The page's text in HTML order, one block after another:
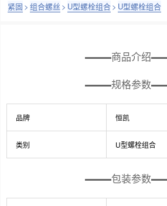
紧固 > 组合螺丝 > U型螺栓组合> U型螺栓组合
商品介绍
规格参数
品牌 恒凯
类别 U型螺栓组合
包装参数